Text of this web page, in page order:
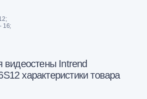
16;
видеостены Intrend
характеристики товара